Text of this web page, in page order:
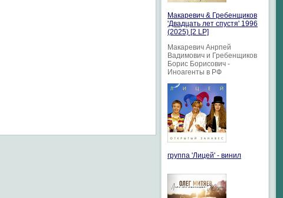
Макаревич & Гребенщиков
'Двадцать лет спустя' 1996
(2025) [2 LP]
Макаревич Анрпей
Вадимович и Гребенщиков
Борис Борисович -
Иноагенты в РФ
группа 'Лицей' - винил